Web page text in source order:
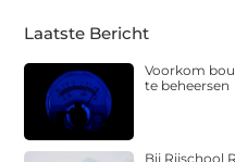
Laatste Bericht
Voorkom
te beheersen
Bij Rijschool